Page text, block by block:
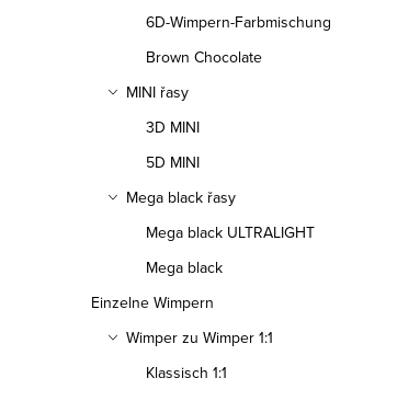
6D-Wimpern-Farbmischung
Brown Chocolate
MINI řasy
3D MINI
5D MINI
Mega black řasy
Mega black ULTRALIGHT
Mega black
Einzelne Wimpern
Wimper zu Wimper 1:1
Klassisch 1:1